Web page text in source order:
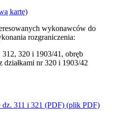
kartę)
wykonawców do
rozgraniczenia:
312, 320 i 1903/41, obręb
działkami nr 320 i 1903/42
311 i 321 (PDF) (plik PDF)